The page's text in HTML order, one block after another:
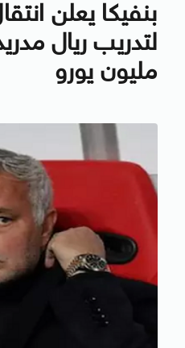
بنفيكا يعلن
مليون يورو